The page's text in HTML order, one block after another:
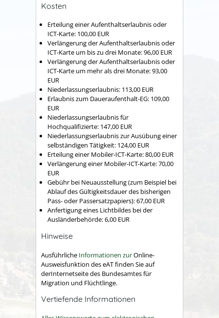
Kosten
Erteilung einer Aufenthaltserlaubnis oder
ICT-Karte: 100,00 EUR
Verlängerung der Aufenthaltserlaubnis oder
ICT-Karte um bis zu drei Monate: 96,00 EUR
Verlängerung der Aufenthaltserlaubnis oder
ICT-Karte um mehr als drei Monate: 93,00
EUR
Niederlassungserlaubnis: 113,00 EUR
Erlaubnis zum Daueraufenthalt-EG: 109,00
EUR
Niederlassungserlaubnis für
Hochqualifizierte: 147,00 EUR
Niederlassungserlaubnis zur Ausübung einer
selbständigen Tätigkeit: 124,00 EUR
Erteilung einer Mobiler-ICT-Karte: 80,00 EUR
Verlängerung einer Mobiler-ICT-Karte: 70,00
EUR
Gebühr bei Neuausstellung (zum Beispiel bei
Ablauf des Gültigkeitsdauer des bisherigen
Pass- oder Passersatzpapiers): 67,00 EUR
Anfertigung eines Lichtbildes bei der
Ausländerbehörde: 6,00 EUR
Hinweise
Ausführliche Informationen zurOnline-
Ausweisfunktion des eAT finden Sie auf
derInternetseite des Bundesamtes für
Migration und Flüchtlinge.
Vertiefende Informationen